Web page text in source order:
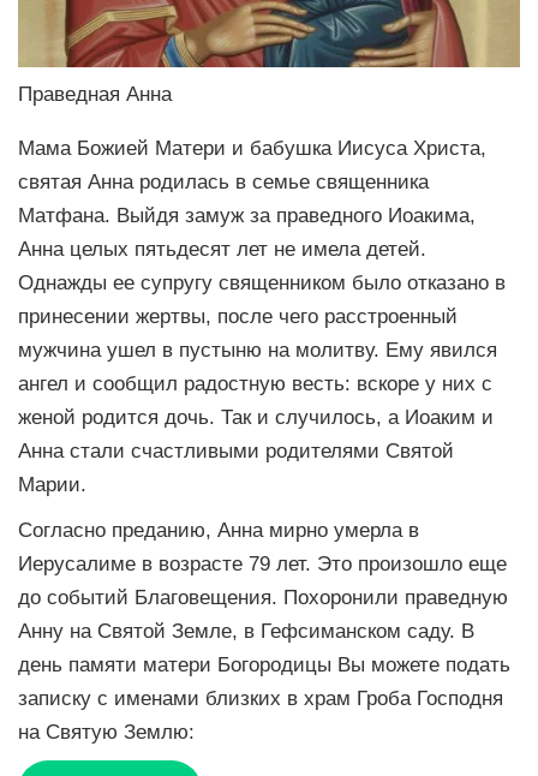
Праведная Анна
Мама Божией Матери и бабушка Иисуса Христа,
святая Анна родилась в семье священника
Матфана. Выйдя замуж за праведного Иоакима,
Анна целых пятьдесят лет не имела детей.
Однажды ее супругу священником было отказано в
принесении жертвы, после чего расстроенный
мужчина ушел в пустыню на молитву. Ему явился
ангел и сообщил радостную весть: вскоре у них с
женой родится дочь. Так и случилось, а Иоаким и
Анна стали счастливыми родителями Святой
Марии.
Согласно преданию, Анна мирно умерла в
Иерусалиме в возрасте 79 лет. Это произошло еще
до событий Благовещения. Похоронили праведную
Анну на Святой Земле, в Гефсиманском саду. В
день памяти матери Богородицы Вы можете подать
записку с именами близких в храм Гроба Господня
на Святую Землю: